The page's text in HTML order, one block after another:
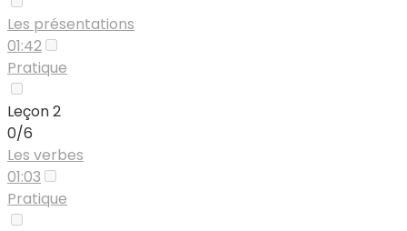
Les présentations
01:42
Pratique
Leçon 2
0/6
Les verbes
01:03
Pratique